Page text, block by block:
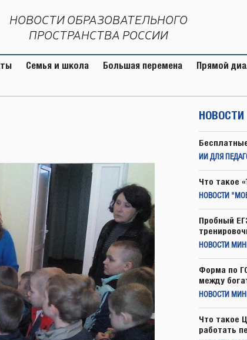
НОВОСТИ ОБРАЗОВАТЕЛЬНОГО
ПРОСТРАНСТВА РОССИИ
Семья и школа Большая перемена Прямой
НОВОСТИ
ИИ ДЛЯ
Что такое
НОВОСТИ
Пробный
НОВОСТИ
Форма по
между
НОВОСТИ
Что такое
работать